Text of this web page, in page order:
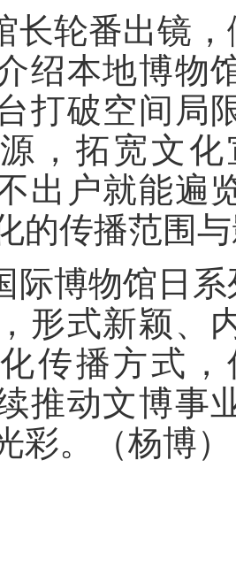
长轮番出镜
绍本地博物
打破空间局
，拓宽文
出户就能遍
的传播范围
际博物馆日
形式新颖、
传播方式
推动文博事
彩。（杨博）